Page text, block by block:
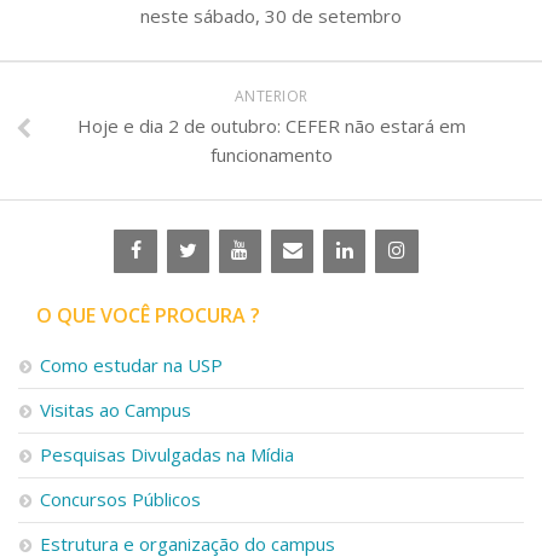
neste sábado, 30 de setembro
ANTERIOR
Hoje e dia 2 de outubro: CEFER não estará em
funcionamento
O QUE VOCÊ PROCURA ?
Como estudar na USP
Visitas ao Campus
Pesquisas Divulgadas na Mídia
Concursos Públicos
Estrutura e organização do campus